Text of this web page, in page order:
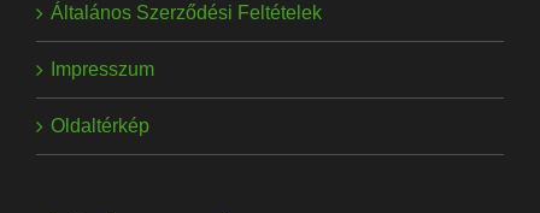
Általános Szerződési Feltételek
Impresszum
Oldaltérkép